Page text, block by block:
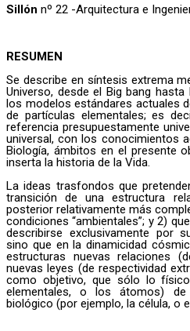
Sillón nº 22 -Arquitectura e
RESUMEN
Se describe en síntesis extrema
Universo, desde el Big bang
los modelos estándares actuales
de partículas elementales; es
referencia presupuestamente
universal, con los conocimientos
Biología, ámbitos en el presente
inserta la historia de la Vida.
La ideas trasfondos que
transición de una estructura
posterior relativamente más
condiciones “ambientales”; y 2)
describirse exclusivamente por
sino que en la dinamicidad
estructuras nuevas relaciones
nuevas leyes (de respectividad
como objetivo, que sólo lo
elementales, o los átomos)
biológico (por ejemplo, la célula, o